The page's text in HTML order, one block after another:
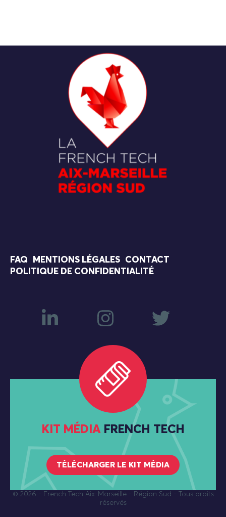
FAQ MENTIONS LÉGALES
CONTACT
POLITIQUE DE CONFIDENTIALITÉ
KIT MÉDIA FRENCH TECH
TÉLÉCHARGER LE KIT MÉDIA
© 2026 - French Tech Aix-Marseille - Région Sud - Tous droits
réservés